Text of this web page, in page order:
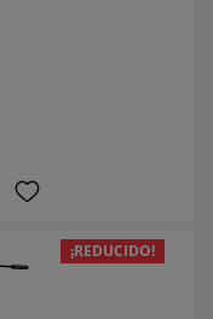
¡REDUCIDO!